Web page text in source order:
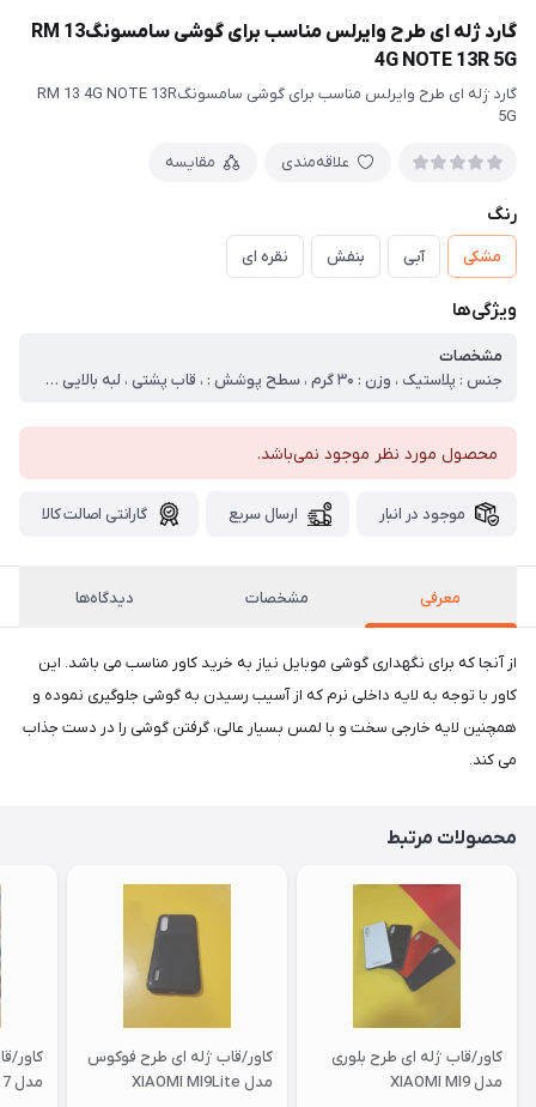
گارد ژله ای طرح وایرلس مناسب برای گوشی سامسونگRM 13
4G NOTE 13R 5G
گارد ژله ای طرح وایرلس مناسب برای گوشی سامسونگRM 13 4G NOTE 13R
5G
علاقه‌مندی مقایسه
رنگ
مشکی آبی بنفش نقره ای
ویژگی‌ها
مشخصات
جنس : پلاستیک ، وزن : ۳۰ گرم ، سطح پوشش : ، قاب پشتی ، لبه بالایی ، لبه پایینی ، لبه چپ ، لبه راست ، حفاظت از دکمه‌ها ، قابلیت‌های کیف و کاور : ، مقاوم در برابر ضربه ، دسترسی آسان به درگاه ها ، دارای پوشش کلی ، لبه های برجسته برای محافظت صفحه نمایش ، لبه های برجسته برای محافظت دوربین
محصول مورد نظر موجود نمی‌باشد.
موجود در انبار ارسال سریع گارانتی اصالت کالا
معرفی مشخصات دیدگاه‌ها
از آنجا که برای نگهداری گوشی موبایل نیاز به خرید کاور مناسب می باشد. این
کاور با توجه به لایه داخلی نرم که از آسیب رسیدن به گوشی جلوگیری نموده و
همچنین لایه خارجی سخت و با لمس بسیار عالی، گرفتن گوشی را در دست جذاب
می کند.
محصولات مرتبط
کاور/قاب ژله ای طرح بلوری
مدل XIAOMI MI9
کاور/قاب ژله ای طرح فوکوس
مدل XIAOMI MI9Lite
کاور/
مدل XIAOMI RM 7